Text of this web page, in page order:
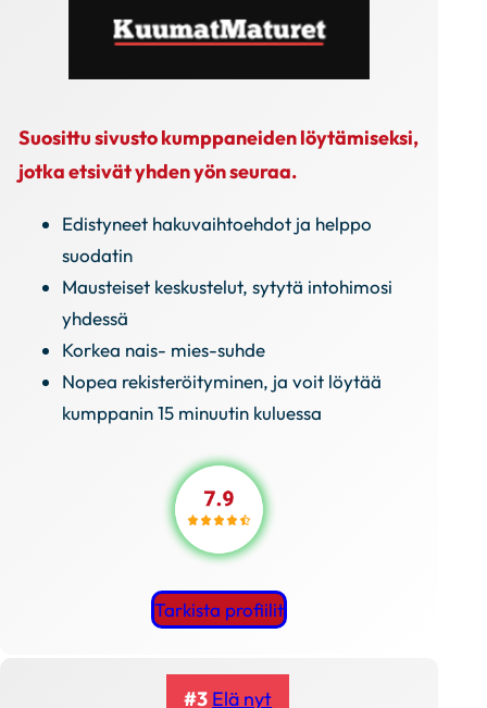
Suosittu sivusto kumppaneiden löytämiseksi,
jotka etsivät yhden yön seuraa.
Edistyneet hakuvaihtoehdot ja helppo
suodatin
Mausteiset keskustelut, sytytä intohimosi
yhdessä
Korkea nais- mies-suhde
Nopea rekisteröityminen, ja voit löytää
kumppanin 15 minuutin kuluessa
Tarkista profiilit
#3 Elä nyt